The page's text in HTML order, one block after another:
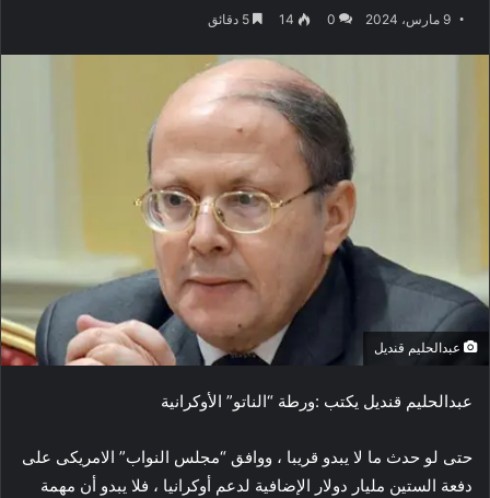
9 مارس، 2024 0
14
عبدالحليم قنديل
عبدالحليم قنديل يكتب :ورطة “الناتو” الأوكرانية
حتى لو حدث ما لا يبدو قريبا ، ووافق “مجلس النواب” الامريكى على
دفعة الستين مليار دولار الإضافية لدعم أوكرانيا ، فلا يبدو أن مهمة